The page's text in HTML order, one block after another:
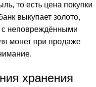
то есть цена покупки
выкупает золото,
с неповреждёнными
монет при продаже
хранения